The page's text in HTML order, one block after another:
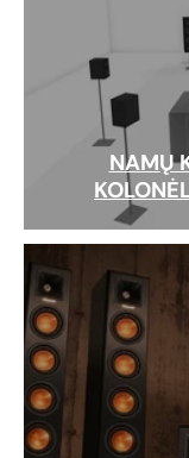
NAMŲ